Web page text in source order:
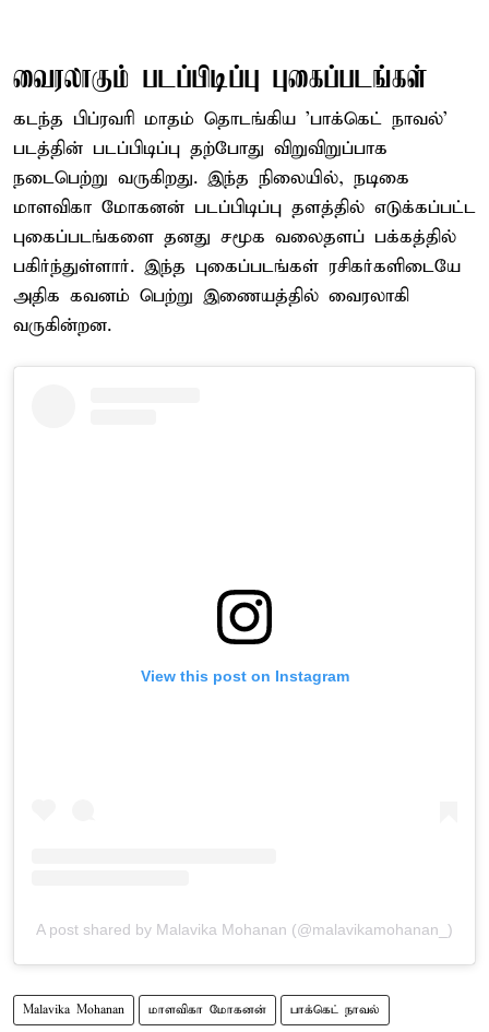
வைரலாகும் படப்பிடிப்பு புகைப்படங்கள்
கடந்த பிப்ரவரி மாதம் தொடங்கிய 'பாக்கெட் நாவல்'
படத்தின் படப்பிடிப்பு தற்போது விறுவிறுப்பாக
நடைபெற்று வருகிறது. இந்த நிலையில், நடிகை
மாளவிகா மோகனன் படப்பிடிப்பு தளத்தில் எடுக்கப்பட்ட
புகைப்படங்களை தனது சமூக வலைதளப் பக்கத்தில்
பகிர்ந்துள்ளார். இந்த புகைப்படங்கள் ரசிகர்களிடையே
அதிக கவனம் பெற்று இணையத்தில் வைரலாகி
வருகின்றன.
View this post on Instagram
A post shared by Malavika Mohanan (@malavikamohanan_)
Malavika Mohanan மாளவிகா மோகனன் பாக்கெட் நாவல்